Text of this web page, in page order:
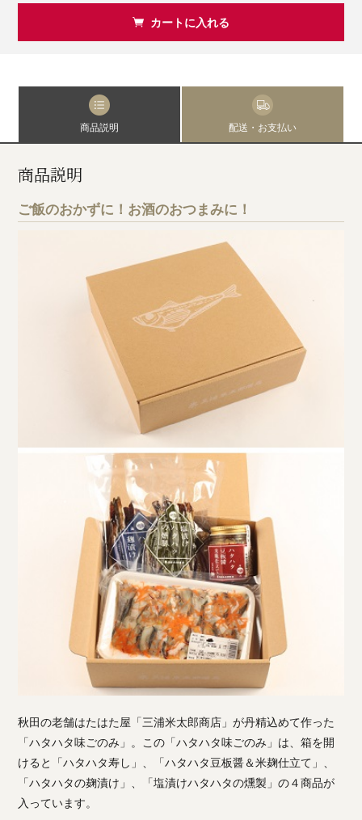
カートに入れる
商品説明 配送・お支払い
商品説明
ご飯のおかずに！お酒のおつまみに！
秋田の老舗はたはた屋「三浦米太郎商店」が丹精込めて作った
「ハタハタ味ごのみ」。この「ハタハタ味ごのみ」は、箱を開
けると「ハタハタ寿し」、「ハタハタ豆板醤＆米麹仕立て」、
「ハタハタの麹漬け」、「塩漬けハタハタの燻製」の４商品が
入っています。